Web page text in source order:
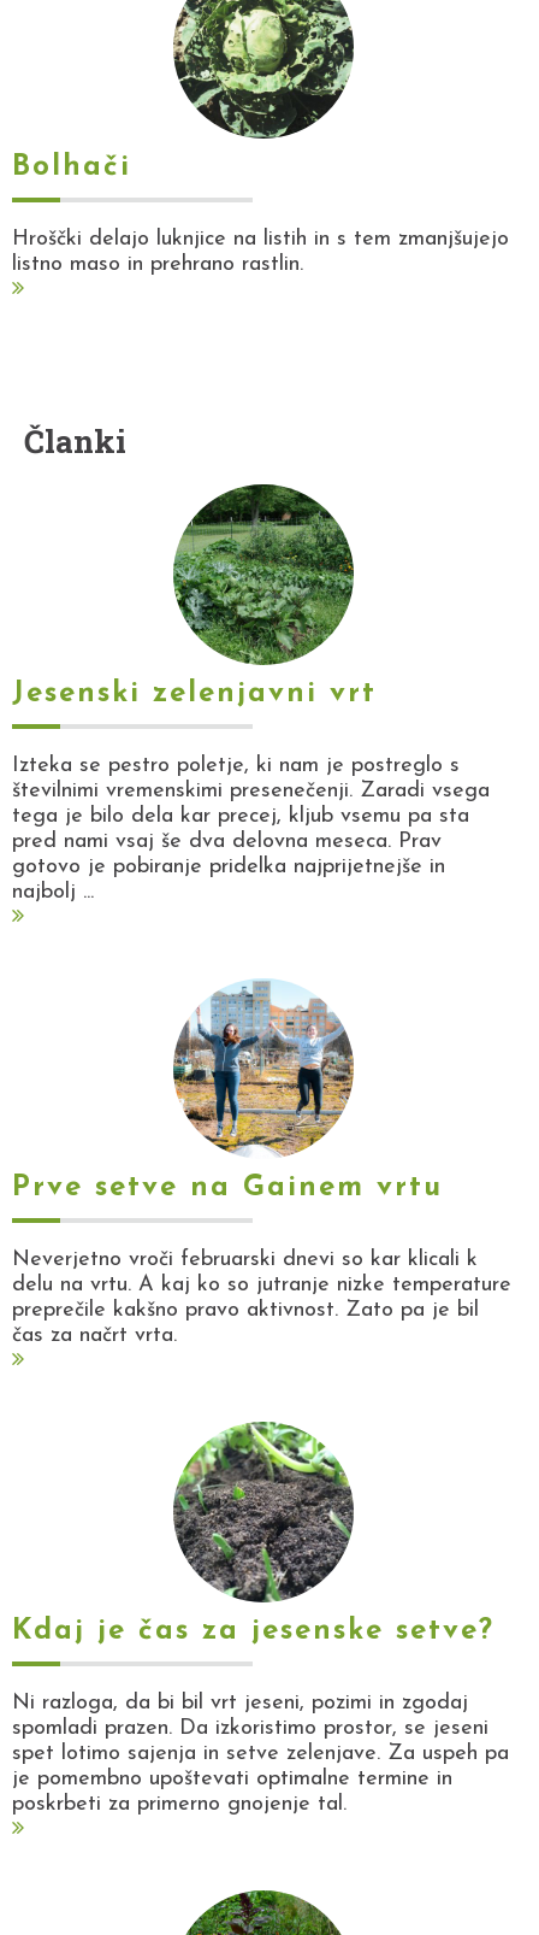
Bolhači
Hroščki delajo luknjice na listih in s tem zmanjšujejo
listno maso in prehrano rastlin.
Članki
Jesenski zelenjavni vrt
Izteka se pestro poletje, ki nam je postreglo s
številnimi vremenskimi presenečenji. Zaradi vsega
tega je bilo dela kar precej, kljub vsemu pa sta
pred nami vsaj še dva delovna meseca. Prav
gotovo je pobiranje pridelka najprijetnejše in
najbolj ...
Prve setve na Gainem vrtu
Neverjetno vroči februarski dnevi so kar klicali k
delu na vrtu. A kaj ko so jutranje nizke temperature
preprečile kakšno pravo aktivnost. Zato pa je bil
čas za načrt vrta.
Kdaj je čas za jesenske setve?
Ni razloga, da bi bil vrt jeseni, pozimi in zgodaj
spomladi prazen. Da izkoristimo prostor, se jeseni
spet lotimo sajenja in setve zelenjave. Za uspeh pa
je pomembno upoštevati optimalne termine in
poskrbeti za primerno gnojenje tal.